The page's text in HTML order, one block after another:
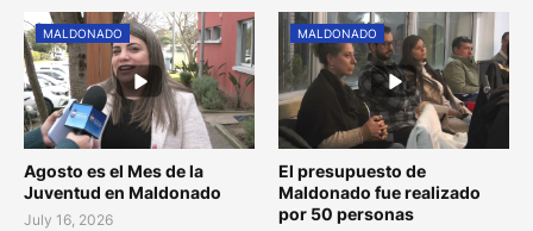
MALDONADO
Agosto es el Mes de la
Juventud en Maldonado
July 16, 2026
MALDONADO
El presupuesto de
Maldonado fue realizado
por 50 personas